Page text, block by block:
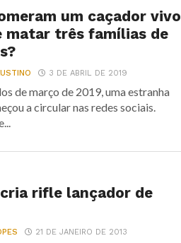
um caçador vivo
matar três famílias de
3 DE ABRIL DE 2019
de março de 2019, uma estranha
a circular nas redes sociais.
rifle lançador de
21 DE JANEIRO DE 2013